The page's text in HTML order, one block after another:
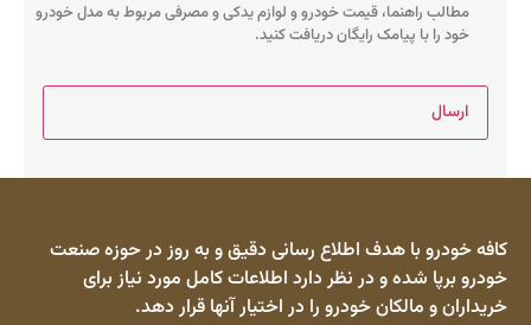
مطالب راهنما، قیمت خودرو و لوازم یدکی و مصرفی مربوط به مدل خودرو
خود را با پیامک رایگان دریافت کنید.
کافه خودرو با هدف اطلاع رسانی دقیق و به روز در حوزه صنعت
خودرو برپا شده و در نظر دارد اطلاعات کامل مورد نیاز برای
خریداران و مالکان خودرو را در اختیار آنها قرار دهد.